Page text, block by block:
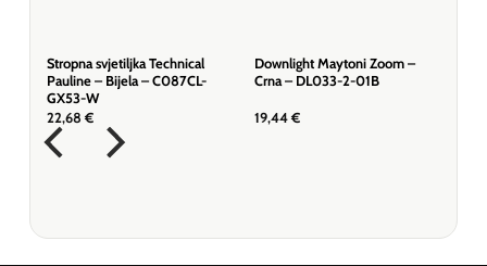
Stropna svjetiljka Technical
Pauline – Bijela – C087CL-
GX53-W
22,68 €
Downlight Maytoni Zoom –
Crna – DL033-2-01B
19,44 €